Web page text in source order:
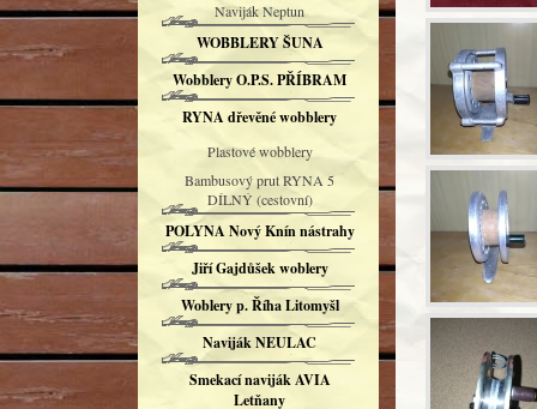
Naviják Neptun
WOBBLERY ŠUNA
Wobblery O.P.S. PŘÍBRAM
RYNA dřevěné wobblery
Plastové wobblery
Bambusový prut RYNA 5
DÍLNÝ (cestovní)
POLYNA Nový Knín nástrahy
Jiří Gajdůšek woblery
Woblery p. Říha Litomyšl
Naviják NEULAC
Smekací naviják AVIA
Letňany